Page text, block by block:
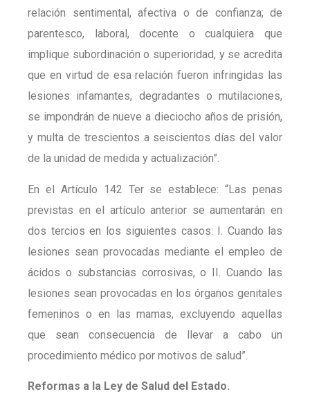
relación sentimental, afectiva o de confianza; de
parentesco, laboral, docente o cualquiera que
implique subordinación o superioridad, y se acredita
que en virtud de esa relación fueron infringidas las
lesiones infamantes, degradantes o mutilaciones,
se impondrán de nueve a dieciocho años de prisión,
y multa de trescientos a seiscientos días del valor
de la unidad de medida y actualización”.
En el Artículo 142 Ter se establece: “Las penas
previstas en el artículo anterior se aumentarán en
dos tercios en los siguientes casos: I. Cuando las
lesiones sean provocadas mediante el empleo de
ácidos o substancias corrosivas, o II. Cuando las
lesiones sean provocadas en los órganos genitales
femeninos o en las mamas, excluyendo aquellas
que sean consecuencia de llevar a cabo un
procedimiento médico por motivos de salud”.
Reformas a la Ley de Salud del Estado.